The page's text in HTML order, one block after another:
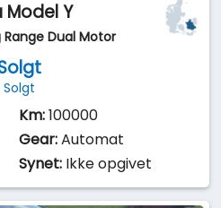
Model Y
Range Dual Motor
Solgt
Km:100000
Gear:Automat
Synet: Ikke opgivet